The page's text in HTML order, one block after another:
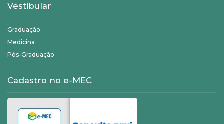
Vestibular
Graduação
Medicina
Pós-Graduação
Cadastro no e-MEC